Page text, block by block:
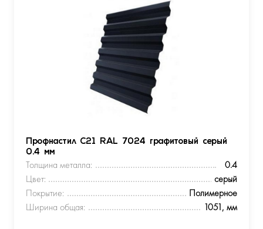
Профнастил С21 RAL 7024 графитовый серый
0.4 мм
Толщина металла:
0.4
Цвет:
серый
Покрытие:
Полимерное
Ширина общая:
1051, мм